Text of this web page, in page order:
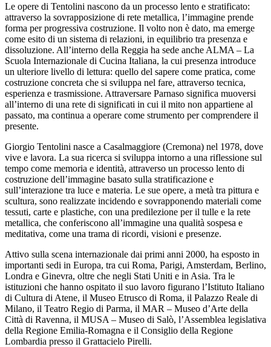
Le opere di Tentolini nascono da un processo lento e stratificato:
attraverso la sovrapposizione di rete metallica, l’immagine prende
forma per progressiva costruzione. Il volto non è dato, ma emerge
come esito di un sistema di relazioni, in equilibrio tra presenza e
dissoluzione. All’interno della Reggia ha sede anche ALMA – La
Scuola Internazionale di Cucina Italiana, la cui presenza introduce
un ulteriore livello di lettura: quello del sapere come pratica, come
costruzione concreta che si sviluppa nel fare, attraverso tecnica,
esperienza e trasmissione. Attraversare Parnaso significa muoversi
all’interno di una rete di significati in cui il mito non appartiene al
passato, ma continua a operare come strumento per comprendere il
presente.
Giorgio Tentolini nasce a Casalmaggiore (Cremona) nel 1978, dove
vive e lavora. La sua ricerca si sviluppa intorno a una riflessione sul
tempo come memoria e identità, attraverso un processo lento di
costruzione dell’immagine basato sulla stratificazione e
sull’interazione tra luce e materia. Le sue opere, a metà tra pittura e
scultura, sono realizzate incidendo e sovrapponendo materiali come
tessuti, carte e plastiche, con una predilezione per il tulle e la rete
metallica, che conferiscono all’immagine una qualità sospesa e
meditativa, come una trama di ricordi, visioni e presenze.
Attivo sulla scena internazionale dai primi anni 2000, ha esposto in
importanti sedi in Europa, tra cui Roma, Parigi, Amsterdam, Berlino,
Londra e Ginevra, oltre che negli Stati Uniti e in Asia. Tra le
istituzioni che hanno ospitato il suo lavoro figurano l’Istituto Italiano
di Cultura di Atene, il Museo Etrusco di Roma, il Palazzo Reale di
Milano, il Teatro Regio di Parma, il MAR – Museo d’Arte della
Città di Ravenna, il MUSA – Museo di Salò, l’Assemblea legislativa
della Regione Emilia-Romagna e il Consiglio della Regione
Lombardia presso il Grattacielo Pirelli.